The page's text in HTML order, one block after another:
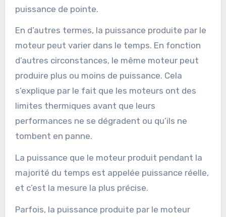
puissance de pointe.
En d’autres termes, la puissance produite par le
moteur peut varier dans le temps. En fonction
d’autres circonstances, le même moteur peut
produire plus ou moins de puissance. Cela
s’explique par le fait que les moteurs ont des
limites thermiques avant que leurs
performances ne se dégradent ou qu’ils ne
tombent en panne.
La puissance que le moteur produit pendant la
majorité du temps est appelée puissance réelle,
et c’est la mesure la plus précise.
Parfois, la puissance produite par le moteur